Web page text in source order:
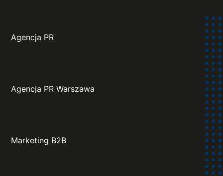
Agencja PR
Agencja PR Warszawa
Marketing B2B